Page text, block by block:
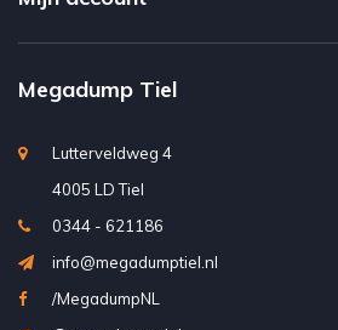
Megadump Tiel
Lutterveldweg 4
4005 LD Tiel
0344 - 621186
info@megadumptiel.nl
/MegadumpNL